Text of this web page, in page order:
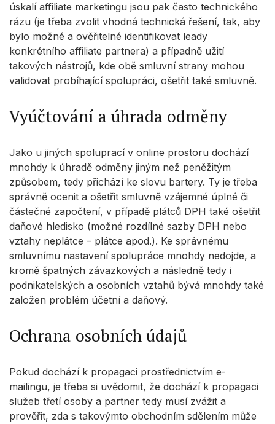
úskalí affiliate marketingu jsou pak často technického
rázu (je třeba zvolit vhodná technická řešení, tak, aby
bylo možné a ověřitelné identifikovat leady
konkrétního affiliate partnera) a případně užití
takových nástrojů, kde obě smluvní strany mohou
validovat probíhající spolupráci, ošetřit také smluvně.
Vyúčtování a úhrada odměny
Jako u jiných spoluprací v online prostoru dochází
mnohdy k úhradě odměny jiným než peněžitým
způsobem, tedy přichází ke slovu bartery. Ty je třeba
správně ocenit a ošetřit smluvně vzájemné úplné či
částečné započtení, v případě plátců DPH také ošetřit
daňové hledisko (možné rozdílné sazby DPH nebo
vztahy neplátce – plátce apod.). Ke správnému
smluvnímu nastavení spolupráce mnohdy nedojde, a
kromě špatných závazkových a následně tedy i
podnikatelských a osobních vztahů bývá mnohdy také
založen problém účetní a daňový.
Ochrana osobních údajů
Pokud dochází k propagaci prostřednictvím e-
mailingu, je třeba si uvědomit, že dochází k propagaci
služeb třetí osoby a partner tedy musí zvážit a
prověřit, zda s takovýmto obchodním sdělením může